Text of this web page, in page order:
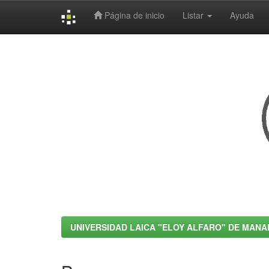
Página de inicio Listar Ayuda
UNIVERSIDAD LAICA "ELOY ALFARO" DE